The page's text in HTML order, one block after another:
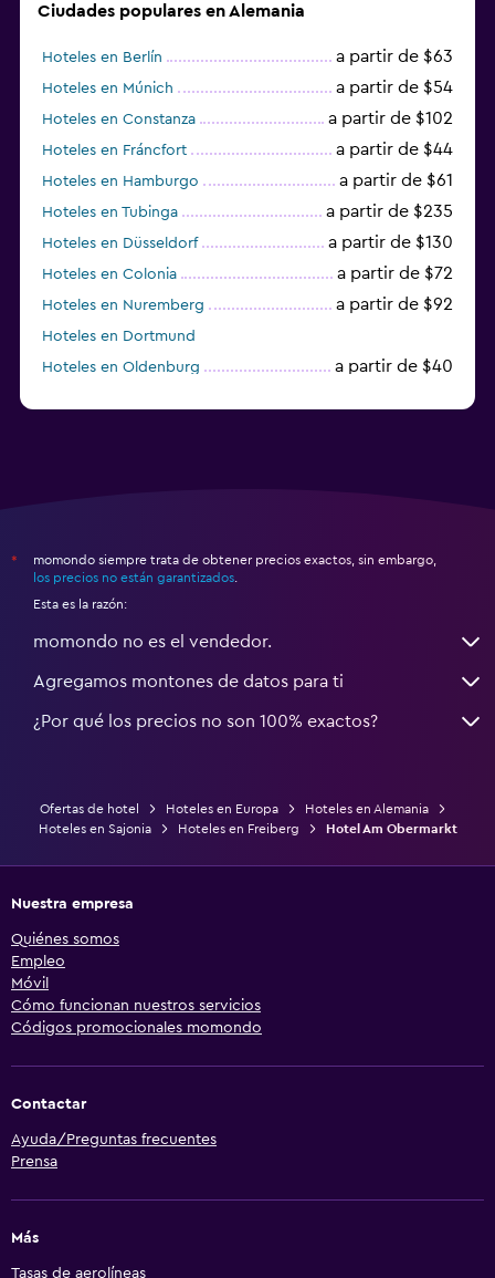
Ciudades populares en Alemania
Hoteles en Berlín a partir de $63
Hoteles en Múnich a partir de $54
Hoteles en Constanza a partir de $102
Hoteles en Fráncfort a partir de $44
Hoteles en Hamburgo a partir de $61
Hoteles en Tubinga a partir de $235
Hoteles en Düsseldorf a partir de $130
Hoteles en Colonia a partir de $72
Hoteles en Nuremberg a partir de $92
Hoteles en Dortmund
Hoteles en Oldenburg
a partir de $40
*
momondo siempre trata de obtener precios exactos, sin embargo,
los precios no están garantizados
Esta es la razón:
momondo no es el vendedor.
Agregamos montones de datos para ti
¿Por qué los precios no son 100% exactos?
Ofertas de hotel Hoteles en Europa
Hoteles en Alemania
Hoteles en Sajonia
Hoteles en Freiberg Hotel Am Obermarkt
Nuestra empresa
Quiénes somos
Empleo
Móvil
Cómo funcionan nuestros servicios
Códigos promocionales momondo
Contactar
Ayuda/Preguntas frecuentes
Prensa
Más
Tasas de aerolíneas